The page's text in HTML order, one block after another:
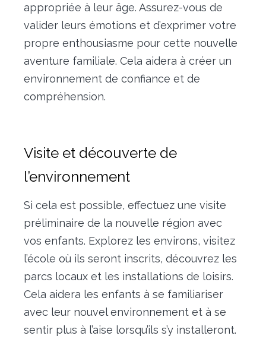
appropriée à leur âge. Assurez-vous de
valider leurs émotions et d’exprimer votre
propre enthousiasme pour cette nouvelle
aventure familiale. Cela aidera à créer un
environnement de confiance et de
compréhension.
Visite et découverte de
l’environnement
Si cela est possible, effectuez une visite
préliminaire de la nouvelle région avec
vos enfants. Explorez les environs, visitez
l’école où ils seront inscrits, découvrez les
parcs locaux et les installations de loisirs.
Cela aidera les enfants à se familiariser
avec leur nouvel environnement et à se
sentir plus à l’aise lorsqu’ils s’y installeront.